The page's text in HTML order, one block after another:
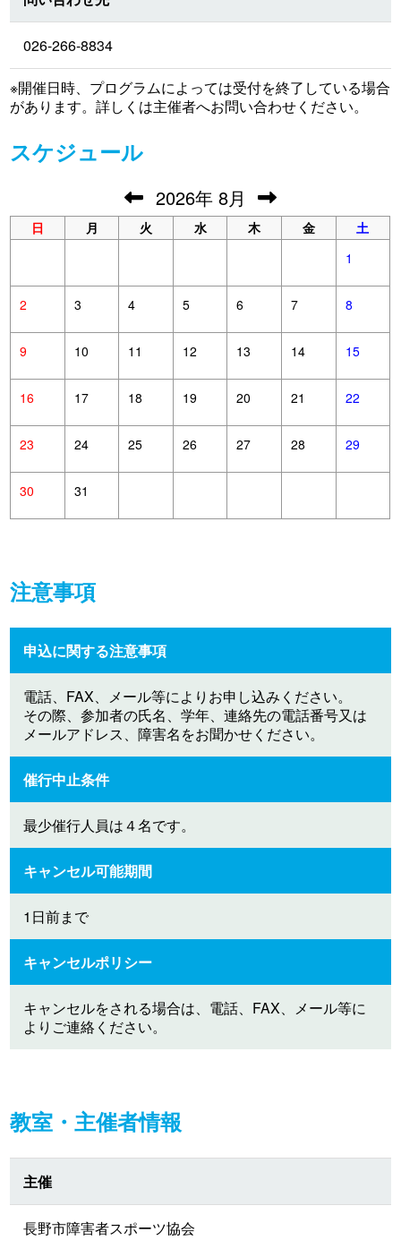
026-266-8834
※開催日時、プログラムによっては受付を終了している場合
があります。詳しくは主催者へお問い合わせください。
スケジュール
2026年 8月
日 月 火 水 木 金
土
1
2 3 4 5 6 7 8
9 10 11 12 13 14 15
16 17 18 19 20 21 22
23 24 25 26 27 28 29
30 31
注意事項
申込に関する注意事項
電話、FAX、メール等によりお申し込みください。
その際、参加者の氏名、学年、連絡先の電話番号又は
メールアドレス、障害名をお聞かせください。
催行中止条件
最少催行人員は４名です。
キャンセル可能期間
1日前まで
キャンセルポリシー
キャンセルをされる場合は、電話、FAX、メール等に
よりご連絡ください。
教室・主催者情報
主催
長野市障害者スポーツ協会